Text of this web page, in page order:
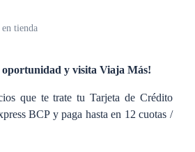
tienda
oportunidad y visita Viaja Más!
que te trate tu Tarjeta de Crédito
BCP y paga hasta en 12 cuotas /